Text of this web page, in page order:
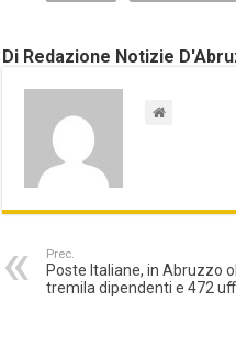
Di Redazione Notizie
Prec.
Poste Italiane, in Abruzzo
tremila dipendenti e 472